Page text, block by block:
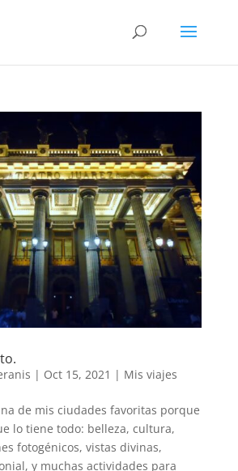
| Oct 15, 2021 | Mis viajes
de mis ciudades favoritas porque
lo tiene todo: belleza, cultura,
fotogénicos, vistas divinas,
y muchas actividades para